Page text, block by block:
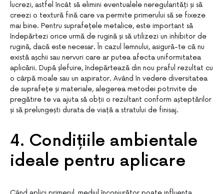
lucrezi, astfel încât să elimini eventualele neregularități și să
creezi o textură fină care va permite primerului să se fixeze
mai bine. Pentru suprafețele metalice, este important să
îndepărtezi orice urmă de rugină și să utilizezi un inhibitor de
rugină, dacă este necesar. În cazul lemnului, asigură-te că nu
există așchii sau nervuri care ar putea afecta uniformitatea
aplicării. După șlefuire, îndepărtează din nou praful rezultat cu
o cârpă moale sau un aspirator. Având în vedere diversitatea
de suprafețe și materiale, alegerea metodei potrivite de
pregătire te va ajuta să obții o rezultant conform așteptărilor
și să prelungești durata de viață a stratului de finisaj.
4. Condițiile ambientale
ideale pentru aplicare